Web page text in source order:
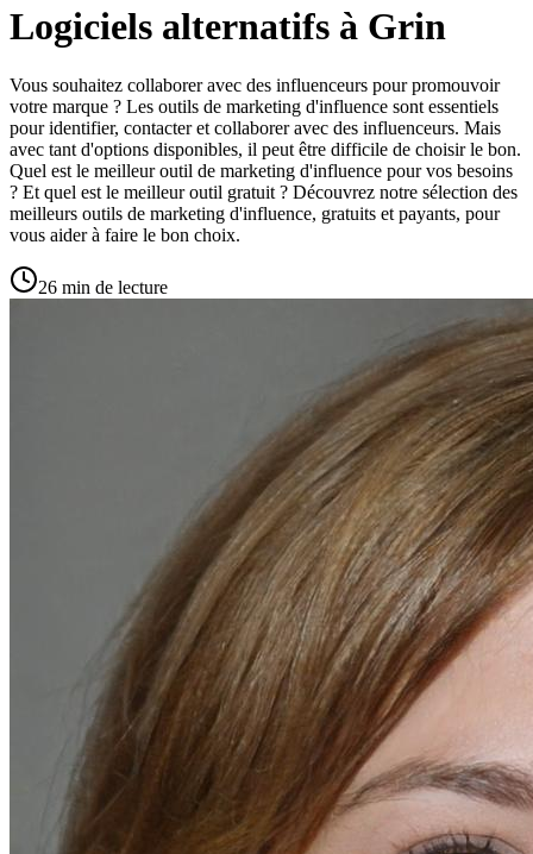
Logiciels alternatifs à Grin
Vous souhaitez collaborer avec des influenceurs pour promouvoir
votre marque ? Les outils de marketing d'influence sont essentiels
pour identifier, contacter et collaborer avec des influenceurs. Mais
avec tant d'options disponibles, il peut être difficile de choisir le bon.
Quel est le meilleur outil de marketing d'influence pour vos besoins
? Et quel est le meilleur outil gratuit ? Découvrez notre sélection des
meilleurs outils de marketing d'influence, gratuits et payants, pour
vous aider à faire le bon choix.
26 min de lecture